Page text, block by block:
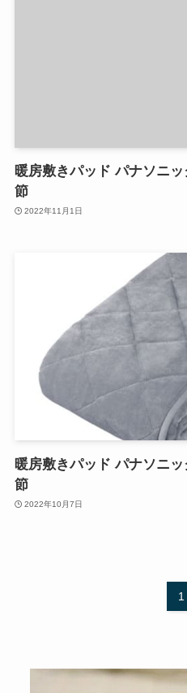
暖房敷きパッド パナソニ
節
2022年11月1日
暖房敷きパッド パナソニ
節
2022年10月7日
1